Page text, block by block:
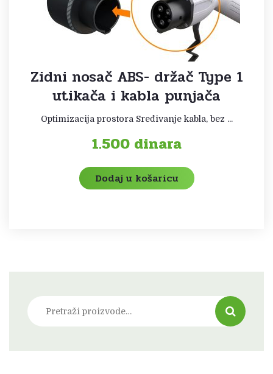
Zidni nosač ABS- držač Type 1
utikača i kabla punjača
Optimizacija prostora Sređivanje kabla, bez ...
1.500 dinara
Dodaj u košaricu